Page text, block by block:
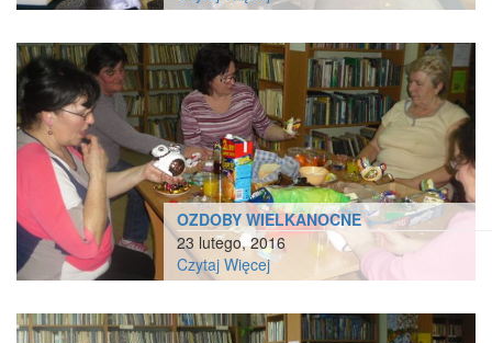
OZDOBY WIELKANOCNE
23 lutego, 2016
Czytaj Więcej